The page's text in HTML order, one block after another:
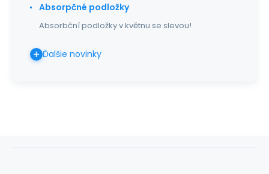
Absorpčné podložky
Absorbční podložky v květnu se slevou!
Ďalšie novinky